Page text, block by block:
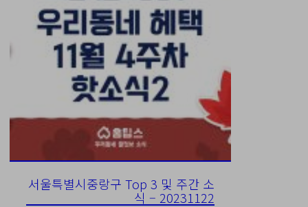
서울특별시중랑구 Top 3 및 주간 소
식 – 20231122